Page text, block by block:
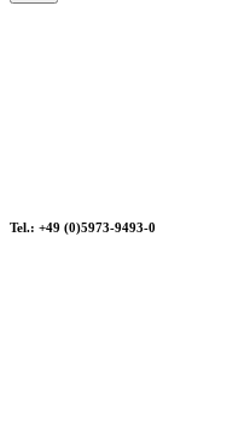
Tel.: +49 (0)5973-9493-0